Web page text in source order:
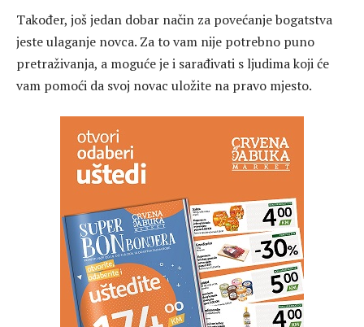
Također, još jedan dobar način za povećanje bogatstva
jeste ulaganje novca. Za to vam nije potrebno puno
pretraživanja, a moguće je i sarađivati s ljudima koji će
vam pomoći da svoj novac uložite na pravo mjesto.